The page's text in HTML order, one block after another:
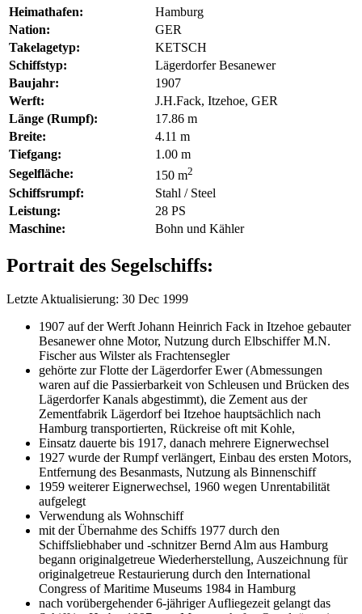
Heimathafen:
Hamburg
Nation:
GER
Takelagetyp:
KETSCH
Schiffstyp:
Lägerdorfer Besanewer
Baujahr:
1907
Werft:
J.H.Fack, Itzehoe, GER
Länge (Rumpf):
17.86 m
Breite:
4.11 m
Tiefgang:
1.00 m
Segelfläche:
150 m2
Schiffsrumpf:
Stahl / Steel
Leistung:
28 PS
Maschine:
Bohn und Kähler
Portrait des Segelschiffs:
Letzte Aktualisierung: 30 Dec 1999
1907 auf der Werft Johann Heinrich Fack in Itzehoe gebauter
Besanewer ohne Motor, Nutzung durch Elbschiffer M.N.
Fischer aus Wilster als Frachtensegler
gehörte zur Flotte der Lägerdorfer Ewer (Abmessungen
waren auf die Passierbarkeit von Schleusen und Brücken des
Lägerdorfer Kanals abgestimmt), die Zement aus der
Zementfabrik Lägerdorf bei Itzehoe hauptsächlich nach
Hamburg transportierten, Rückreise oft mit Kohle,
Einsatz dauerte bis 1917, danach mehrere Eignerwechsel
1927 wurde der Rumpf verlängert, Einbau des ersten Motors,
Entfernung des Besanmasts, Nutzung als Binnenschiff
1959 weiterer Eignerwechsel, 1960 wegen Unrentabilität
aufgelegt
Verwendung als Wohnschiff
mit der Übernahme des Schiffs 1977 durch den
Schiffsliebhaber und -schnitzer Bernd Alm aus Hamburg
begann originalgetreue Wiederherstellung, Auszeichnung für
originalgetreue Restaurierung durch den International
Congress of Maritime Museums 1984 in Hamburg
nach vorübergehender 6-jähriger Aufliegezeit gelangt das